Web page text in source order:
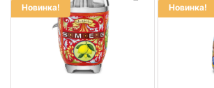
Цвет основы
Новинка!
Новинка!